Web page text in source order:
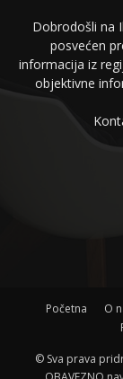
Dobrodošli na
posvećen
informacija iz
objektivne
Početna O
© Sva prava